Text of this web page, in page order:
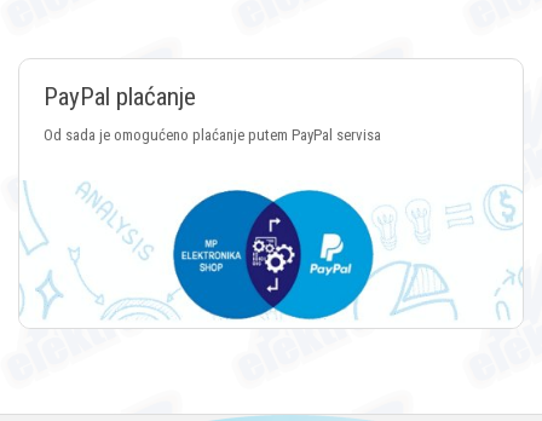
Plaćanje Crypto valutama
Plaćanje putem svih vrsta Crypto valuta